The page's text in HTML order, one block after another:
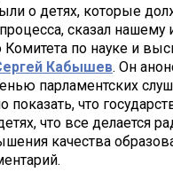
о детях, которые
сказал
Комитета по науке и
Кабышев. Он
парламентских
показать, что
что все делается
качества